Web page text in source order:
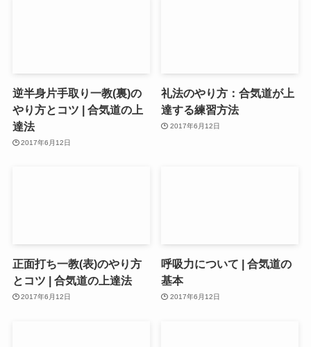
逆半身片手取り一教(裏)の
やり方とコツ | 合気道の上
達法
2017年6月12日
礼法のやり方：合気道が上
達する練習方法
2017年6月12日
正面打ち一教(表)のやり方
とコツ | 合気道の上達法
2017年6月12日
呼吸力について | 合気道の
基本
2017年6月12日